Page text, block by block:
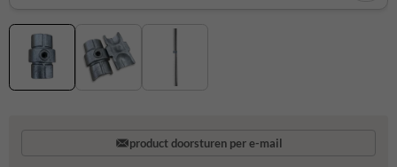
product doorsturen per e-mail